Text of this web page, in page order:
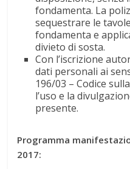
fondamenta. La
sequestrare le
fondamenta e
divieto di sosta.
Con l’iscrizione
dati personali ai
196/03 – Codice
l’uso e la
presente.
Programma
2017: